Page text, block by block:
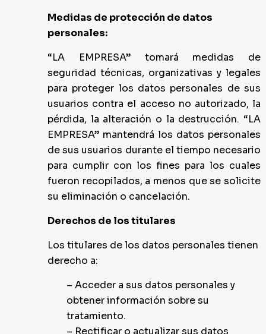
Medidas de protección de datos
personales:
“LA EMPRESA” tomará medidas de
seguridad técnicas, organizativas y legales
para proteger los datos personales de sus
usuarios contra el acceso no autorizado, la
pérdida, la alteración o la destrucción. “LA
EMPRESA” mantendrá los datos personales
de sus usuarios durante el tiempo necesario
para cumplir con los fines para los cuales
fueron recopilados, a menos que se solicite
su eliminación o cancelación.
Derechos de los titulares
Los titulares de los datos personales tienen
derecho a:
– Acceder a sus datos personales y
obtener información sobre su
tratamiento.
– Rectificar o actualizar sus datos